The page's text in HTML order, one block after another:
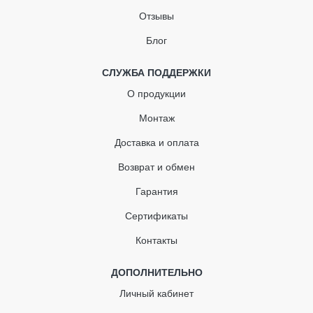
Муфта водосточной трубы
Тройник водосточной трубы
Отзывы
Блог
СЛУЖБА ПОДДЕРЖКИ
О продукции
Монтаж
Доставка и оплата
Возврат и обмен
Гарантия
Сертификаты
Контакты
ДОПОЛНИТЕЛЬНО
Личный кабинет